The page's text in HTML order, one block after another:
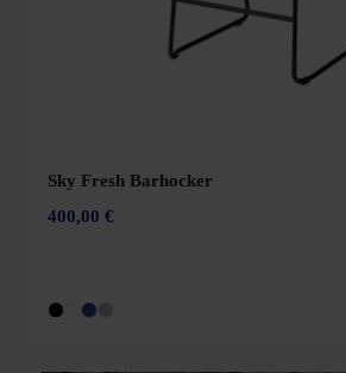
Sky Fresh Barhocker
400,00 €